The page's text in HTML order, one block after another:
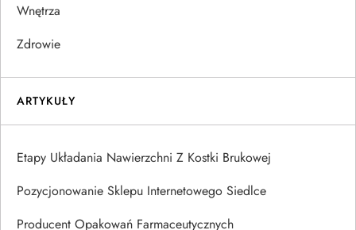
Wnętrza
Zdrowie
ARTYKUŁY
Etapy Układania Nawierzchni Z Kostki Brukowej
Pozycjonowanie Sklepu Internetowego Siedlce
Producent Opakowań Farmaceutycznych